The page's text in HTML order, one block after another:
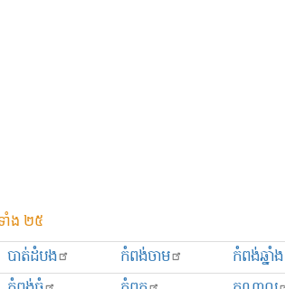
ាំង ២៥
បាត់ដំបង កំពង់ចាម
កំពង់ឆ្នាំង